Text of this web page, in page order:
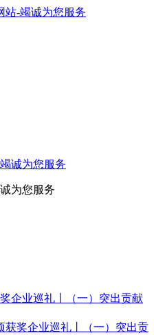
为您服务
获奖企业巡礼丨（一）突出贡